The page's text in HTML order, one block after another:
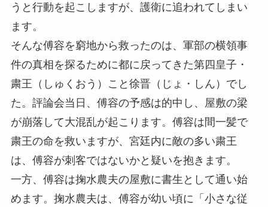
うと行動を起こしますが、護衛に追われてしまい
ます。
そんな傅容を窮地から救ったのは、軍部の横領事
件の真相を探るために都に戻ってきた第四皇子・
粛王（しゅくおう）こと徐晋（じょ・しん）でし
た。評論会当日、傅容の予感は的中し、屋敷の梁
が崩落して大混乱が起こります。傅容は間一髪で
粛王の命を救いますが、宮廷内に敵の多い粛王
は、傅容が刺客ではないかと疑いを抱きます。
一方、傅容は掬水農夫の屋敷に書生として通い始
めます。掬水農夫は、傅容が幼い頃に「小さな従